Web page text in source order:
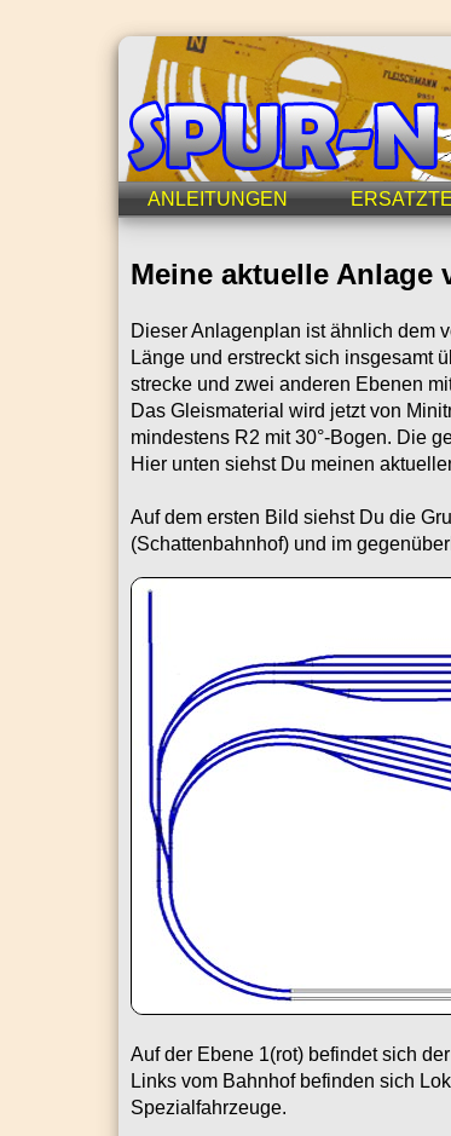
ANLEITUNGEN
Meine aktuelle Anlage
Dieser Anlagenplan ist ähnlich dem
Länge und erstreckt sich insgesamt
strecke und zwei anderen Ebenen
Das Gleismaterial wird jetzt von
mindestens R2 mit 30°-Bogen. Die
Hier unten siehst Du meinen
Auf dem ersten Bild siehst Du die
(Schattenbahnhof) und im
Auf der Ebene 1(rot) befindet sich
Links vom Bahnhof befinden sich
Spezialfahrzeuge.